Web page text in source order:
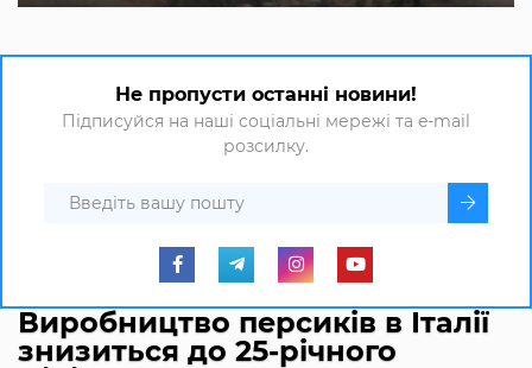
Не пропусти останні новини!
Підписуйся на наші соціальні мережі та e-mail
розсилку.
Виробництво персиків в Італії
знизиться до 25-річного